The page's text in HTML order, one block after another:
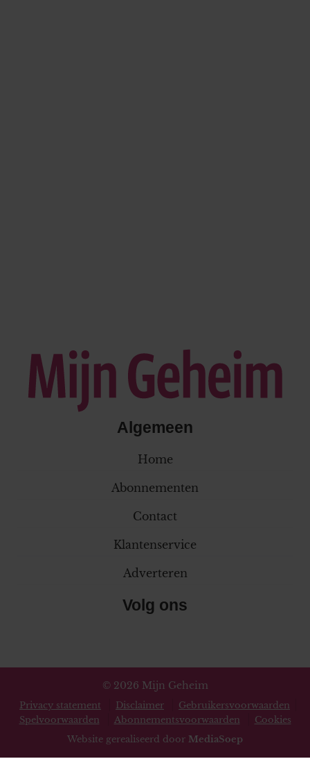
Algemeen
Home
Abonnementen
Contact
Klantenservice
Adverteren
Volg ons
© 2026 Mijn Geheim
Privacy statement Disclaimer
Gebruikersvoorwaarden
Spelvoorwaarden
Abonnementsvoorwaarden
Cookies
Website gerealiseerd door MediaSoep